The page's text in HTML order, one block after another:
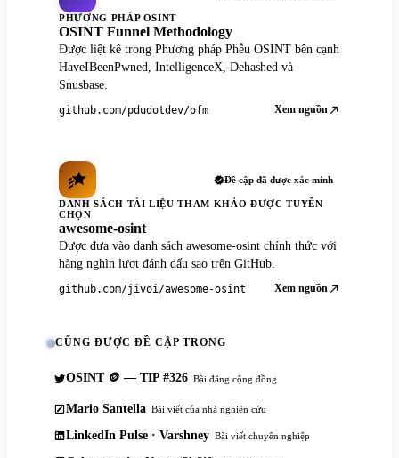
PHƯƠNG PHÁP OSINT
OSINT Funnel Methodology
Được liệt kê trong Phương pháp Phễu OSINT bên cạnh
HaveIBeenPwned, IntelligenceX, Dehashed và
Snusbase.
github.com/pdudotdev/ofm Xem nguồn
Đề cập đã được xác minh
DANH SÁCH TÀI LIỆU THAM KHẢO ĐƯỢC TUYỂN
CHỌN
awesome-osint
Được đưa vào danh sách awesome-osint chính thức với
hàng nghìn lượt đánh dấu sao trên GitHub.
github.com/jivoi/awesome-osint Xem nguồn
CŨNG ĐƯỢC ĐỀ CẬP TRONG
OSINT 🪙 — TIP #326 Bài đăng cộng đồng
Mario Santella Bài viết của nhà nghiên cứu
LinkedIn Pulse · Varshney Bài viết chuyên nghiệp